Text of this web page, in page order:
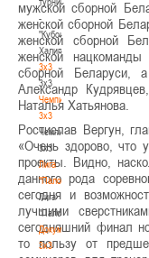
-
"Кубок
Халипского"
3x3
3x3
Чемпионат
3х3
Чемпионат
3х3
Лига
"Палова"
Лига
"Палова"
Документы
3х3
мужской сборной
женской сборной
женской сборной
женской нацкоманды
сборной Беларуси,
Александр
Наталья Хатьянова.
Ростислав Вергун,
«Очень здорово, что
проекты. Видно,
данного рода
сегодня и
лучшими
сегодняшний финал
то пользу от